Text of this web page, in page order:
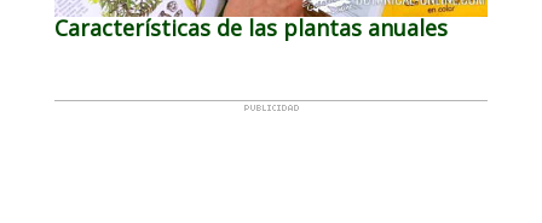
Características de las plantas anuales